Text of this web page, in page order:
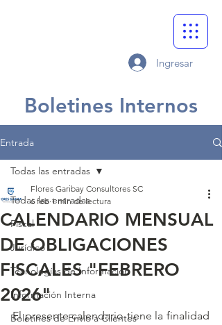
Ingresar
Boletines Internos
Entrada
Todas las entradas
Fiscal
Jurídico
Tecnologías de Información
Información Interna
Boletines de Envío a Clientes
Todas las entradas
CALENDARIO MENSUAL
DE OBLIGACIONES
FISCALES "FEBRERO
2026"
Flores Garibay Consultores SC
6 feb 1 min de lectura
El presente calendario tiene la finalidad